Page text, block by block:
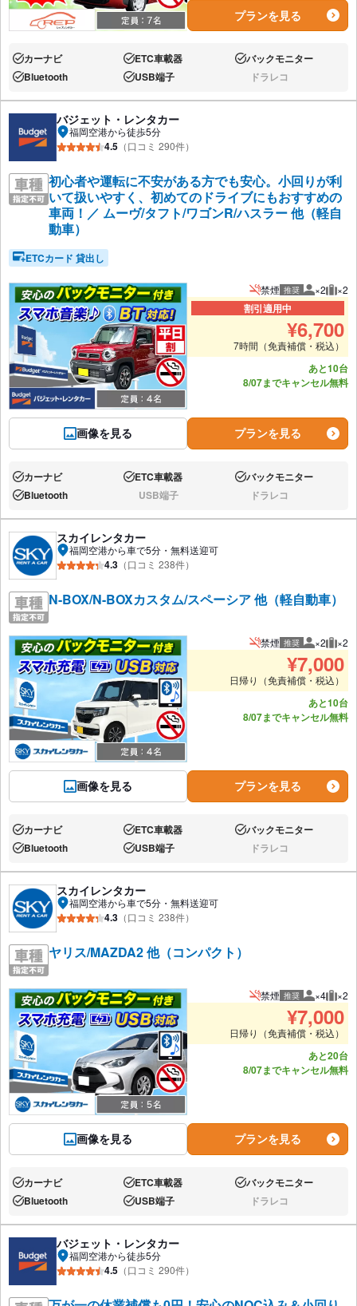
プランを見る
あり:カーナビ あり:ETC車載器 あり:バックモニター
あり:Bluetooth あり:USB端子 なし:ドラレコ
バジェット・レンタカー
福岡空港から徒歩5分
4.5 （口コミ 290件）
初心者や運転に不安がある方でも安心。小回りが利
いて扱いやすく、初めてのドライブにもおすすめの
車両！／ ムーヴ/タフト/ワゴンR/ハスラー 他（軽自
動車）
ETCカード 貸出し
画像を見る
禁煙 推奨 推奨人数
×2 推
×2
割引適用中
¥6,700
7時間（免責補償・税込）
あと10台
8/07までキャンセル無料
プランを見る
あり:カーナビ あり:ETC車載器 あり:バックモニター
あり:Bluetooth なし:USB端子 なし:ドラレコ
スカイレンタカー
福岡空港から車で5分・無料送迎可
4.3 （口コミ 238件）
N-BOX/N-BOXカスタム/スペーシア 他（軽自動車）
画像を見る
禁煙 推奨 推奨人数
×2 推
×2
¥7,000
日帰り（免責補償・税込）
あと10台
8/07までキャンセル無料
プランを見る
あり:カーナビ あり:ETC車載器 あり:バックモニター
あり:Bluetooth あり:USB端子 なし:ドラレコ
スカイレンタカー
福岡空港から車で5分・無料送迎可
4.3 （口コミ 238件）
ヤリス/MAZDA2 他（コンパクト）
画像を見る
禁煙 推奨 推奨人数
×4 推
×2
¥7,000
日帰り（免責補償・税込）
あと20台
8/07までキャンセル無料
プランを見る
あり:カーナビ あり:ETC車載器 あり:バックモニター
あり:Bluetooth あり:USB端子 なし:ドラレコ
バジェット・レンタカー
福岡空港から徒歩5分
4.5 （口コミ 290件）